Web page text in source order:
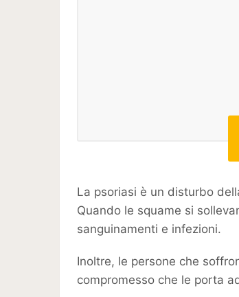
La psoriasi è un disturbo
Quando le squame si
sanguinamenti e infezioni.
Inoltre, le persone che
compromesso che le porta